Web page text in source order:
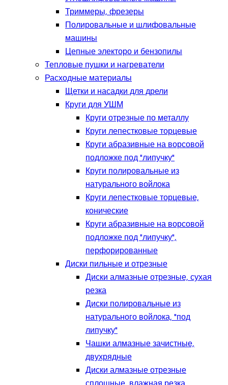
Триммеры, фрезеры
Полировальные и шлифовальные
машины
Цепные электоро и бензопилы
Тепловые пушки и нагреватели
Расходные материалы
Щетки и насадки для дрели
Круги для УШМ
Круги отрезные по металлу
Круги лепестковые торцевые
Круги абразивные на ворсовой
подложке под "липучку"
Круги полировальные из
натурального войлока
Круги лепестковые торцевые,
конические
Круги абразивные на ворсовой
подложке под "липучку",
перфорированные
Диски пильные и отрезные
Диски алмазные отрезные, сухая
резка
Диски полировальные из
натурального войлока, "под
липучку"
Чашки алмазные зачистные,
двухрядные
Диски алмазные отрезные